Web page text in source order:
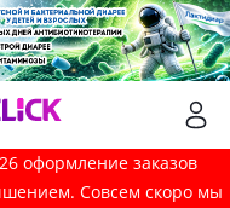
оформление заказов
Совсем скоро мы